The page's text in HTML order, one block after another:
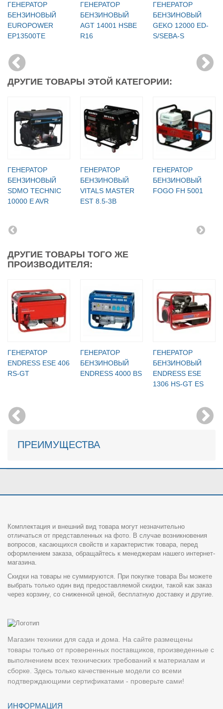
ГЕНЕРАТОР
БЕНЗИНОВЫЙ
EUROPOWER
EP13500TE
ГЕНЕРАТОР
БЕНЗИНОВЫЙ
AGT 14001 HSBE
R16
ГЕНЕРАТОР
БЕНЗИНОВЫЙ
GEKO 12000 ED-
S/SEBA-S
ДРУГИЕ ТОВАРЫ ЭТОЙ КАТЕГОРИИ:
ГЕНЕРАТОР
БЕНЗИНОВЫЙ
SDMO TECHNIC
10000 E AVR
ГЕНЕРАТОР
БЕНЗИНОВЫЙ
VITALS MASTER
EST 8.5-3B
ГЕНЕРАТОР
БЕНЗИНОВЫЙ
FOGO FH 5001
ДРУГИЕ ТОВАРЫ ТОГО ЖЕ
ПРОИЗВОДИТЕЛЯ:
ГЕНЕРАТОР
ENDRESS ESE 406
RS-GT
ГЕНЕРАТОР
БЕНЗИНОВЫЙ
ENDRESS 4000 BS
ГЕНЕРАТОР
БЕНЗИНОВЫЙ
ENDRESS ESE
1306 HS-GT ES
ПРЕИМУЩЕСТВА
Комплектация и внешний вид товара могут незначительно
отличаться от представленных на фото. В случае возникновения
вопросов, касающихся свойств и характеристик товара, перед
оформлением заказа, обращайтесь к менеджерам нашего интернет-
магазина.
Скидки на товары не суммируются. При покупке товара Вы можете
выбрать только один вид предоставляемой скидки, такой как заказ
через корзину, со сниженной ценой, бесплатную доставку и другие.
Магазин техники для сада и дома. На сайте размещены
товары только от проверенных поставщиков, произведенные с
выполнением всех технических требований к материалам и
сборке. Здесь только качественные модели со всеми
подтверждающими сертификатами - проверьте сами!
ИНФОРМАЦИЯ